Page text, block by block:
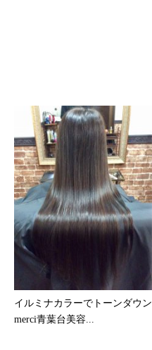
イルミナカラーでトーンダウン
merci青葉台美容...